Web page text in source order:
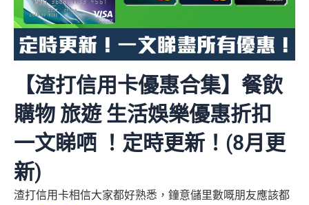
【渣打信用卡優惠合集】餐飲
購物 旅遊 生活娛樂優惠折扣
一文睇哂 ！定時更新！(8月更
新)
渣打信用卡相信大家都好熟悉，鐘意儲里數嘅朋友應該都